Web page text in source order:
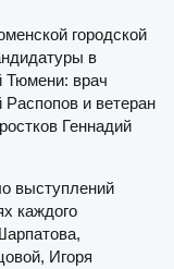
городской
в
Тюмени: врач
и ветеран
Геннадий
выступлений
каждого
Игоря